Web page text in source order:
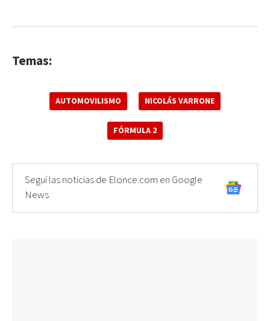
Temas:
AUTOMOVILISMO NICOLÁS VARRONE
FÓRMULA 2
Seguí las noticias de Elonce.com en Google
News